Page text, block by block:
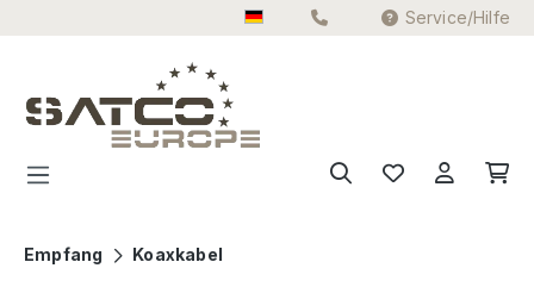
Zum Hauptinhalt springen Service/Hilfe
Empfang Koaxkabel